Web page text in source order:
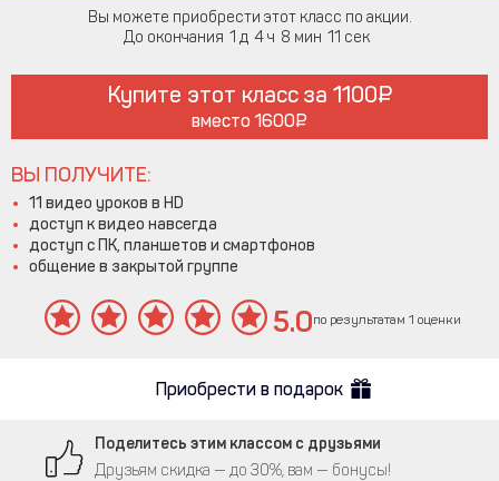
Вы можете приобрести этот класс по акции.
До окончания 1 4 8 10
Купите этот класс за 1100
вместо 1600
ВЫ ПОЛУЧИТЕ:
11 видео уроков в HD
доступ к видео навсегда
доступ с ПК, планшетов и смартфонов
общение в закрытой группе
5.0по результатам 1 оценки
Приобрести в подарок
Поделитесь этим классом с друзьями
Друзьям скидка — до 30%, вам — бонусы!